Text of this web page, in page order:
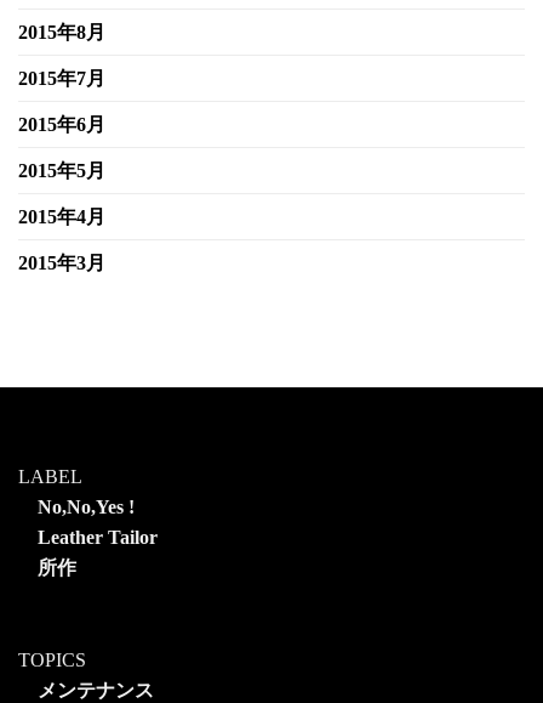
2015年8月
2015年7月
2015年6月
2015年5月
2015年4月
2015年3月
LABEL
No,No,Yes !
Leather Tailor
所作
TOPICS
メンテナンス